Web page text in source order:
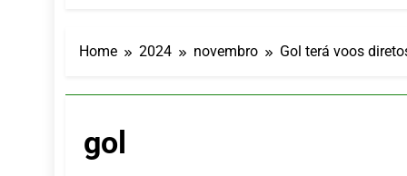
LATAM
Azul
Turismo na
Home 2024 novembro Gol terá voos
gol